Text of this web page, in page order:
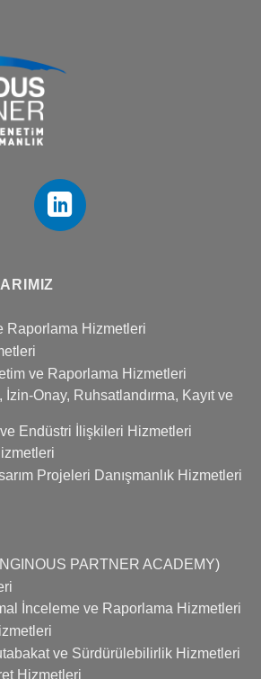
Raporlama Hizmetleri
ve Raporlama Hizmetleri
Onay, Ruhsatlandırma, Kayıt ve
Endüstri İlişkileri Hizmetleri
Projeleri Danışmanlık Hizmetleri
PARTNER ACADEMY)
İnceleme ve Raporlama Hizmetleri
ve Sürdürülebilirlik Hizmetleri
Hizmetleri